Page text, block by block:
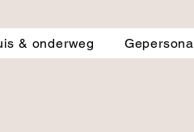
& onderweg